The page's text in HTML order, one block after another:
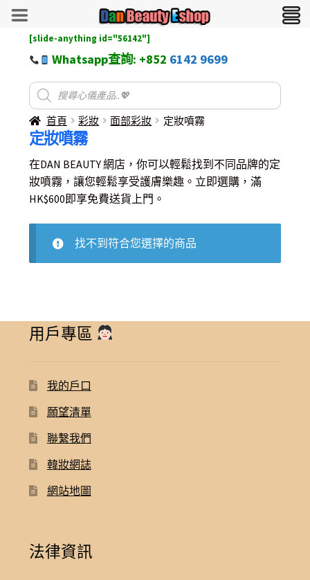
[slide-anything id="56142"]
Whatsapp查詢: +852 6142 9699
首頁 彩妝 面部彩妝 定妝噴霧
定妝噴霧
在DAN BEAUTY 網店，你可以輕鬆找到不同品牌的定
妝噴霧，讓您輕鬆享受護膚樂趣。立即選購，滿
HK$600即享免費送貨上門。
找不到符合您選擇的商品
用戶專區
我的戶口
願望清單
聯繫我們
韓妝網誌
網站地圖
法律資訊